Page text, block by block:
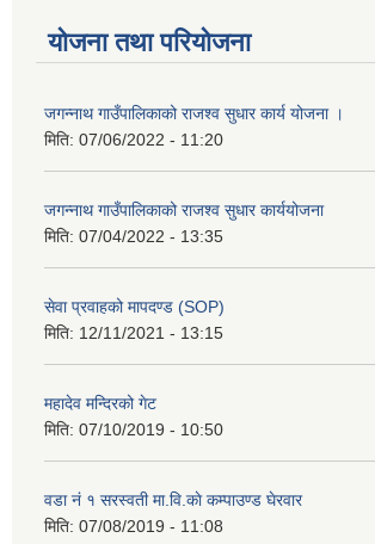
योजना तथा परियोजना
जगन्नाथ गाउँपालिकाको राजश्व सुधार कार्य योजना ।
मिति: 07/06/2022 - 11:20
जगन्नाथ गाउँपालिकाको राजश्व सुधार कार्ययोजना
मिति: 07/04/2022 - 13:35
सेवा प्रवाहको मापदण्ड (SOP)
मिति: 12/11/2021 - 13:15
महादेव मन्दिरको गेट
मिति: 07/10/2019 - 10:50
वडा नं १ सरस्वती मा.वि.काे कम्पाउण्ड घेरवार
मिति: 07/08/2019 - 11:08